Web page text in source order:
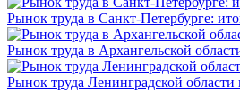
Рынок труда в Санкт-Петербурге:
Рынок труда в Архангельской
Рынок труда Ленинградской области